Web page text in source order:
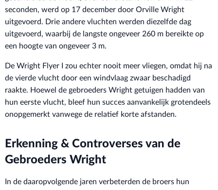
seconden, werd op 17 december door Orville Wright
uitgevoerd. Drie andere vluchten werden diezelfde dag
uitgevoerd, waarbij de langste ongeveer 260 m bereikte op
een hoogte van ongeveer 3 m.
De Wright Flyer I zou echter nooit meer vliegen, omdat hij na
de vierde vlucht door een windvlaag zwaar beschadigd
raakte. Hoewel de gebroeders Wright getuigen hadden van
hun eerste vlucht, bleef hun succes aanvankelijk grotendeels
onopgemerkt vanwege de relatief korte afstanden.
Erkenning & Controverses van de
Gebroeders Wright
In de daaropvolgende jaren verbeterden de broers hun